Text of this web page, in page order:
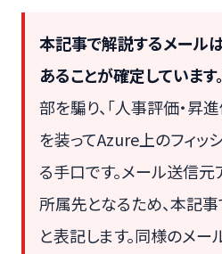
本記事で解説するメール
あることが確定しています。
部を騙り、「人事評価・昇
を装ってAzure上のフィッ
る手口です。メール送信
所属先となるため、本記
と表記します。同様のメー